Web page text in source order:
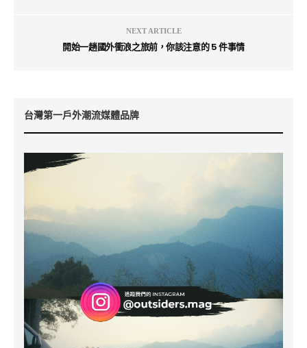
NEXT ARTICLE
開始一趟國外衝浪之旅前，你該注意的 5 件事情
台灣第一戶外潮流媒體品牌